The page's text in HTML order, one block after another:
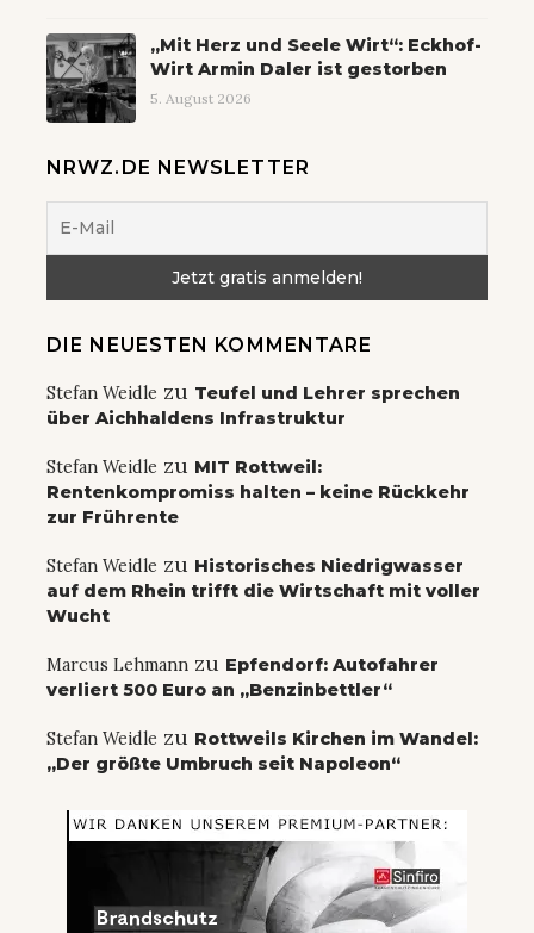
„Mit Herz und Seele Wirt“: Eckhof-
Wirt Armin Daler ist gestorben
5. August 2026
NRWZ.DE NEWSLETTER
DIE NEUESTEN KOMMENTARE
Stefan Weidle zu Teufel und Lehrer sprechen
über Aichhaldens Infrastruktur
Stefan Weidle zu MIT Rottweil:
Rentenkompromiss halten – keine Rückkehr
zur Frührente
Stefan Weidle zu Historisches Niedrigwasser
auf dem Rhein trifft die Wirtschaft mit voller
Wucht
Marcus Lehmann zu Epfendorf: Autofahrer
verliert 500 Euro an „Benzinbettler“
Stefan Weidle zu Rottweils Kirchen im Wandel:
„Der größte Umbruch seit Napoleon“